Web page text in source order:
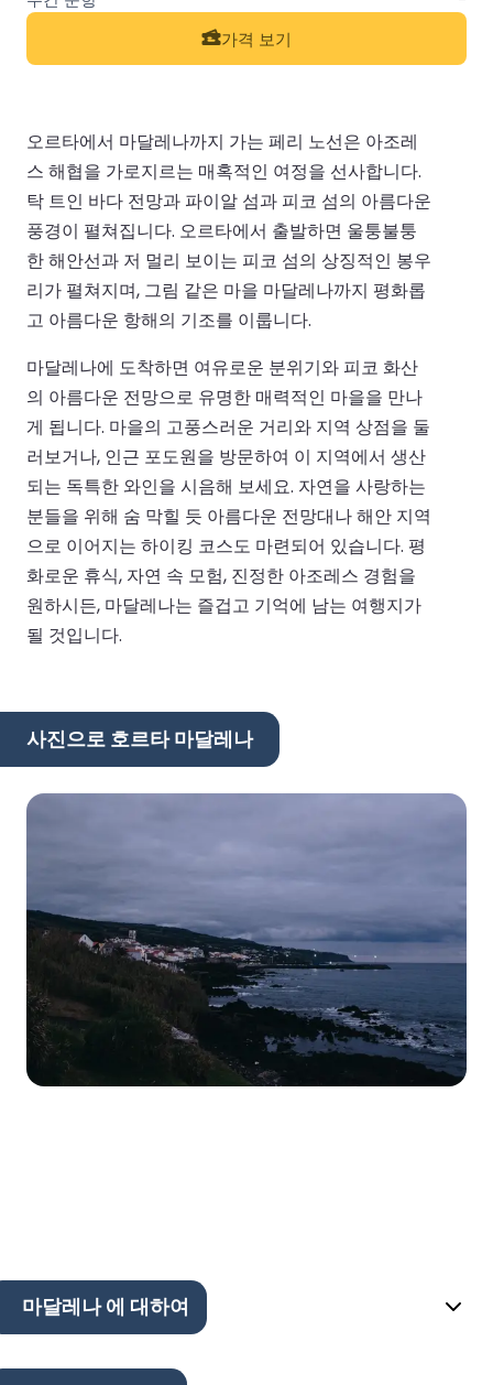
가격 보기
오르타에서 마달레나까지 가는 페리 노선은 아조레
스 해협을 가로지르는 매혹적인 여정을 선사합니다.
탁 트인 바다 전망과 파이알 섬과 피코 섬의 아름다운
풍경이 펼쳐집니다. 오르타에서 출발하면 울퉁불퉁
한 해안선과 저 멀리 보이는 피코 섬의 상징적인 봉우
리가 펼쳐지며, 그림 같은 마을 마달레나까지 평화롭
고 아름다운 항해의 기조를 이룹니다.
마달레나에 도착하면 여유로운 분위기와 피코 화산
의 아름다운 전망으로 유명한 매력적인 마을을 만나
게 됩니다. 마을의 고풍스러운 거리와 지역 상점을 둘
러보거나, 인근 포도원을 방문하여 이 지역에서 생산
되는 독특한 와인을 시음해 보세요. 자연을 사랑하는
분들을 위해 숨 막힐 듯 아름다운 전망대나 해안 지역
으로 이어지는 하이킹 코스도 마련되어 있습니다. 평
화로운 휴식, 자연 속 모험, 진정한 아조레스 경험을
원하시든, 마달레나는 즐겁고 기억에 남는 여행지가
될 것입니다.
사진으로 호르타 마달레나
마달레나 에 대하여